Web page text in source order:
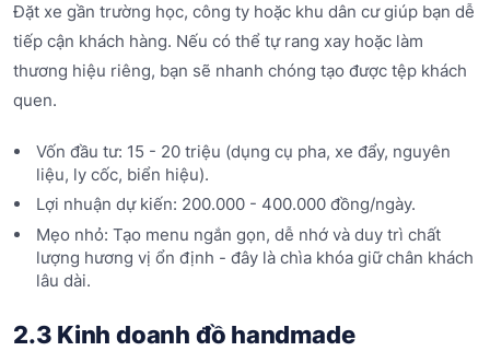
Đặt xe gần trường học, công ty hoặc khu dân cư giúp bạn dễ
tiếp cận khách hàng. Nếu có thể tự rang xay hoặc làm
thương hiệu riêng, bạn sẽ nhanh chóng tạo được tệp khách
quen.
Vốn đầu tư: 15 - 20 triệu (dụng cụ pha, xe đẩy, nguyên
liệu, ly cốc, biển hiệu).
Lợi nhuận dự kiến: 200.000 - 400.000 đồng/ngày.
Mẹo nhỏ: Tạo menu ngắn gọn, dễ nhớ và duy trì chất
lượng hương vị ổn định - đây là chìa khóa giữ chân khách
lâu dài.
2.3 Kinh doanh đồ handmade